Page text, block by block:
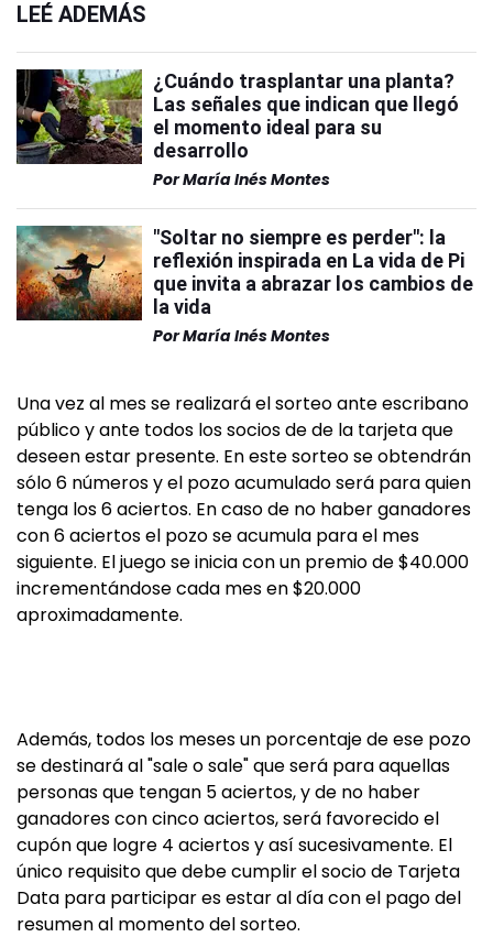
LEÉ ADEMÁS
¿Cuándo trasplantar una planta?
Las señales que indican que llegó
el momento ideal para su
desarrollo
PorMaría Inés Montes
"Soltar no siempre es perder": la
reflexión inspirada en La vida de Pi
que invita a abrazar los cambios de
la vida
PorMaría Inés Montes
Una vez al mes se realizará el sorteo ante escribano
público y ante todos los socios de de la tarjeta que
deseen estar presente. En este sorteo se obtendrán
sólo 6 números y el pozo acumulado será para quien
tenga los 6 aciertos. En caso de no haber ganadores
con 6 aciertos el pozo se acumula para el mes
siguiente. El juego se inicia con un premio de $40.000
incrementándose cada mes en $20.000
aproximadamente.
Además, todos los meses un porcentaje de ese pozo
se destinará al "sale o sale" que será para aquellas
personas que tengan 5 aciertos, y de no haber
ganadores con cinco aciertos, será favorecido el
cupón que logre 4 aciertos y así sucesivamente. El
único requisito que debe cumplir el socio de Tarjeta
Data para participar es estar al día con el pago del
resumen al momento del sorteo.